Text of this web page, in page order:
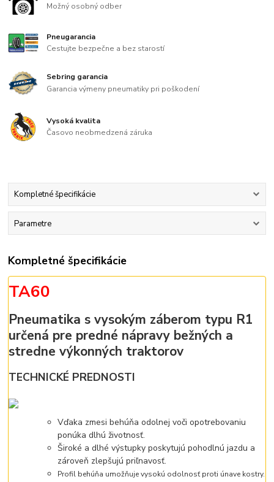
Možný osobný odber
Pneugarancia
Cestujte bezpečne a bez starostí
Sebring garancia
Garancia výmeny pneumatiky pri poškodení
Vysoká kvalita
Časovo neobmedzená záruka
Kompletné špecifikácie
Parametre
Kompletné špecifikácie
TA60
Pneumatika s vysokým záberom typu R1
určená pre predné nápravy bežných a
stredne výkonných traktorov
TECHNICKÉ PREDNOSTI
Vďaka zmesi behúňa odolnej voči opotrebovaniu
ponúka dlhú životnosť.
Široké a dlhé výstupky poskytujú pohodlnú jazdu a
zároveň zlepšujú priľnavosť.
Profil behúňa umožňuje vysokú odolnosť proti únave kostry.